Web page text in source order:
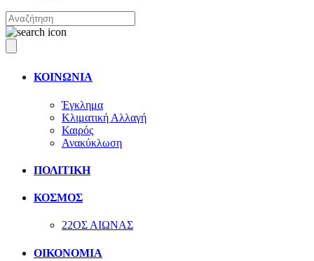
ΚΟΙΝΩΝΙΑ
Έγκλημα
Κλιματική Αλλαγή
Καιρός
Ανακύκλωση
ΠΟΛΙΤΙΚΗ
ΚΟΣΜΟΣ
22ΟΣ ΑΙΩΝΑΣ
ΟΙΚΟΝΟΜΙΑ